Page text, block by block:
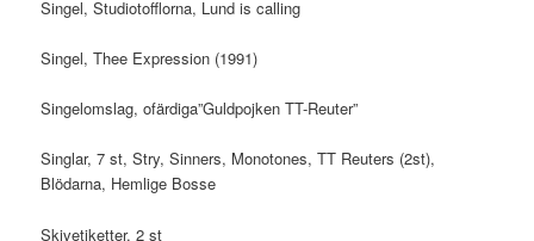
Singel, Studiotofflorna, Lund is calling
Singel, Thee Expression (1991)
Singelomslag, ofärdiga”Guldpojken TT-Reuter”
Singlar, 7 st, Stry, Sinners, Monotones, TT Reuters (2st),
Blödarna, Hemlige Bosse
Skivetiketter, 2 st